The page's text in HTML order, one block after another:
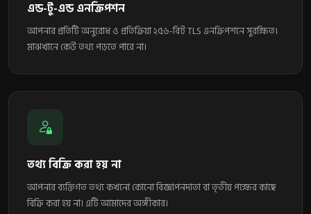
এন্ড-টু-এন্ড এনক্রিপশন
আপনার প্রতিটি অনুরোধ ও প্রতিক্রিয়া ২৫৬-বিট TLS এনক্রিপশনে সুরক্ষিত।
মাঝখানে কেউ তথ্য পড়তে পারে না।
তথ্য বিক্রি করা হয় না
আপনার ব্যক্তিগত তথ্য কখনো কোনো বিজ্ঞাপনদাতা বা তৃতীয় পক্ষের কাছে
বিক্রি করা হয় না। এটি আমাদের অঙ্গীকার।